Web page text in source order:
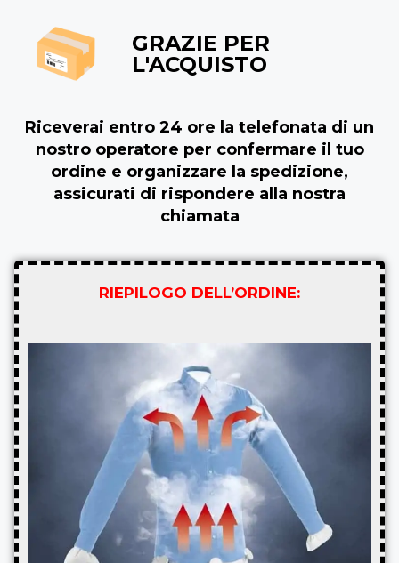
GRAZIE PER
L'ACQUISTO
Riceverai entro 24 ore la telefonata di un
nostro operatore per confermare il tuo
ordine e organizzare la spedizione,
assicurati di rispondere alla nostra
chiamata
RIEPILOGO DELL’ORDINE: